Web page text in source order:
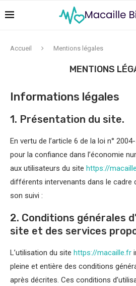
Accueil Mentions légales
MENTIONS
Informations légales
1. Présentation du site.
En vertu de l’article 6 de la loi n°
pour la confiance dans l’économie
aux utilisateurs du site https://
différents intervenants dans le cadre
son suivi :
2. Conditions générales
site et des services
L’utilisation du site https://macaille.fr
pleine et entière des conditions
après décrites. Ces conditions